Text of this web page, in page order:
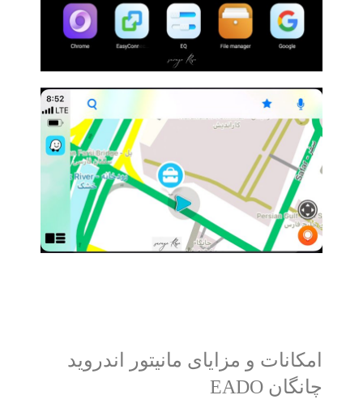
امکانات و مزایای مانیتور اندروید
چانگان EADO